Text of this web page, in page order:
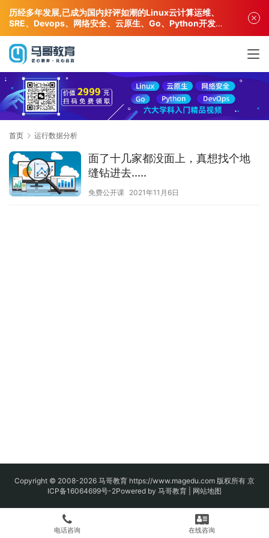
首页 运行数据分析
面了十几家都没面上，真想找个地
缝钻进去.....
免费公开课 2021年11月6日
Copyright © 2008-2026 马哥教育 https://www.magedu.com 版权所有 京
ICP备16064699号-2Powered by 马哥教育 | 网站地图
电话咨询 在线咨询
历经多年发展,已成为国内好评如潮的Linux云计算运维、
SRE、Devops、网络安全、云原生、Go、Python开发专
业人才培训机构!